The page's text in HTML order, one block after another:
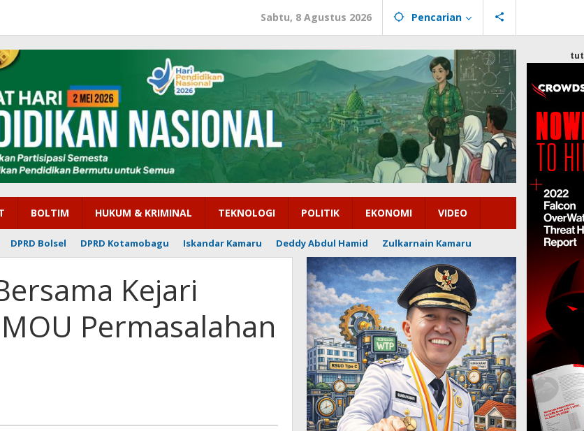
Sabtu, 8 Agustus 2026 Pencarian
BOLTIM HUKUM & KRIMINAL TEKNOLOGI POLITIK EKONOMI VIDEO
DPRD Bolsel DPRD Kotamobagu Iskandar Kamaru Deddy Abdul Hamid Zulkarnain Kamaru
Kejari
Permasalahan